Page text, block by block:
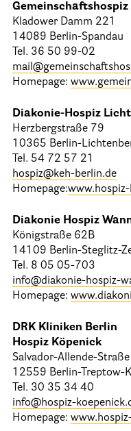
Kladower Damm 221
14089 Berlin-Spandau
Tel. 36 50 99-02
Homepage:
Diakonie-Hospiz
Herzbergstraße 79
10365 Berlin-
Tel. 54 72 57 21
hospiz@keh-berlin.de
Homepage:
Diakonie Hospiz
Königstraße 62B
14109 Berlin-Steglitz-
Tel. 8 05 05-703
info@diakonie-hospiz-
Homepage:
DRK Kliniken Berlin
Hospiz Köpenick
Salvador-Allende-
12559 Berlin-Treptow-
Tel. 30 35 34 40
info@hospiz-
Homepage: